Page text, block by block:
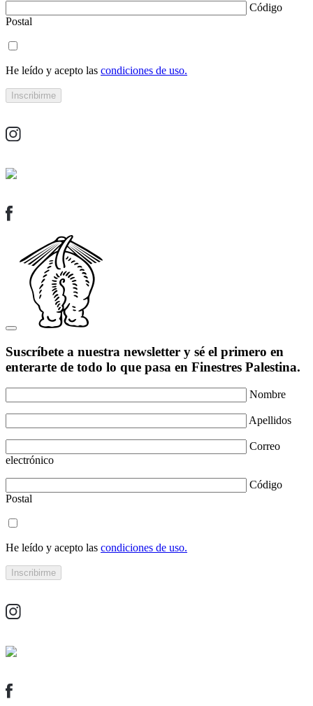
Código
Postal
He leído y acepto las condiciones de uso.
Suscríbete a nuestra newsletter y sé el primero en
enterarte de todo lo que pasa en Finestres Palestina.
Nombre
Apellidos
Correo
electrónico
Código
Postal
He leído y acepto las condiciones de uso.